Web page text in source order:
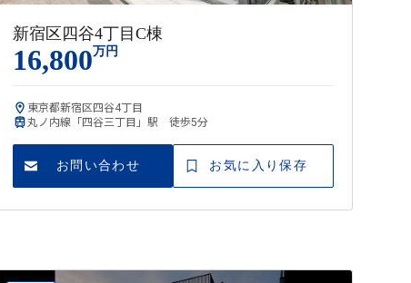
新宿区四谷4丁目C棟
16,800万円
東京都新宿区四谷4丁目
丸ノ内線「四谷三丁目」駅 徒歩5分
お問い合わせ お気に入り保存